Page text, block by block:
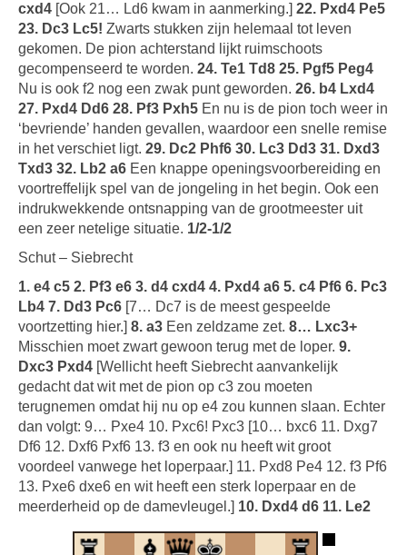
cxd4 [Ook 21… Ld6 kwam in aanmerking.] 22. Pxd4 Pe5
23. Dc3 Lc5! Zwarts stukken zijn helemaal tot leven
gekomen. De pion achterstand lijkt ruimschoots
gecompenseerd te worden. 24. Te1 Td8 25. Pgf5 Peg4
Nu is ook f2 nog een zwak punt geworden. 26. b4 Lxd4
27. Pxd4 Dd6 28. Pf3 Pxh5 En nu is de pion toch weer in
‘bevriende’ handen gevallen, waardoor een snelle remise
in het verschiet ligt. 29. Dc2 Phf6 30. Lc3 Dd3 31. Dxd3
Txd3 32. Lb2 a6 Een knappe openingsvoorbereiding en
voortreffelijk spel van de jongeling in het begin. Ook een
indrukwekkende ontsnapping van de grootmeester uit
een zeer netelige situatie. 1/2-1/2
Schut – Siebrecht
1. e4 c5 2. Pf3 e6 3. d4 cxd4 4. Pxd4 a6 5. c4 Pf6 6. Pc3
Lb4 7. Dd3 Pc6 [7… Dc7 is de meest gespeelde
voortzetting hier.] 8. a3 Een zeldzame zet. 8… Lxc3+
Misschien moet zwart gewoon terug met de loper. 9.
Dxc3 Pxd4 [Wellicht heeft Siebrecht aanvankelijk
gedacht dat wit met de pion op c3 zou moeten
terugnemen omdat hij nu op e4 zou kunnen slaan. Echter
dan volgt: 9… Pxe4 10. Pxc6! Pxc3 [10… bxc6 11. Dxg7
Df6 12. Dxf6 Pxf6 13. f3 en ook nu heeft wit groot
voordeel vanwege het loperpaar.] 11. Pxd8 Pe4 12. f3 Pf6
13. Pxe6 dxe6 en wit heeft een sterk loperpaar en de
meerderheid op de damevleugel.] 10. Dxd4 d6 11. Le2